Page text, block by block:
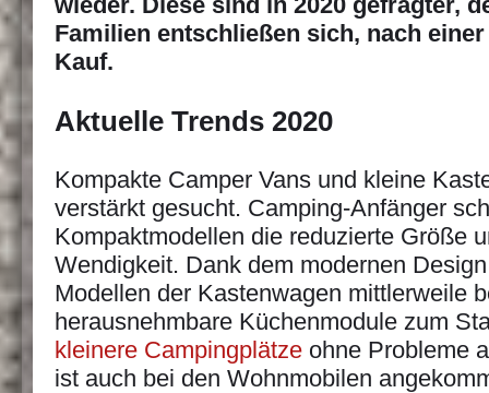
Familien entschließen sich, nach
Kauf.
Aktuelle Trends 2020
Kompakte Camper Vans und kleine
verstärkt gesucht. Camping-Anfänger
Kompaktmodellen die reduzierte Größe
Wendigkeit. Dank dem modernen
Modellen der Kastenwagen mittlerweile
herausnehmbare Küchenmodule zum
kleinere Campingplätze ohne Probleme
ist auch bei den Wohnmobilen